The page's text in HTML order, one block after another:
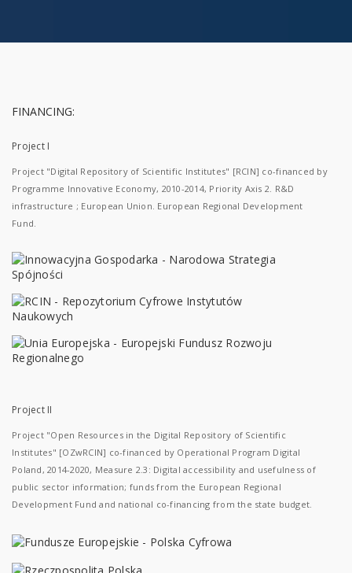
FINANCING:
Project I
Project "Digital Repository of Scientific Institutes" [RCIN] co-financed by
Programme Innovative Economy, 2010-2014, Priority Axis 2. R&D
infrastructure ; European Union. European Regional Development
Fund.
Project II
Project "Open Resources in the Digital Repository of Scientific
Institutes" [OZwRCIN] co-financed by Operational Program Digital
Poland, 2014-2020, Measure 2.3: Digital accessibility and usefulness of
public sector information; funds from the European Regional
Development Fund and national co-financing from the state budget.